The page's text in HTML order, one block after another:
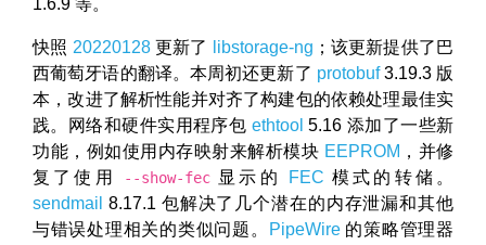
1.6.9 等。
快照 20220128更新了 libstorage-ng ；该更新提供了巴
西葡萄牙语的翻译。本周初还更新了 protobuf3.19.3 版
本，改进了解析性能并对齐了构建包的依赖处理最佳实
践。网络和硬件实用程序包 ethtool 5.16 添加了一些新
功能，例如使用内存映射来解析模块 EEPROM ，并修
复了使用
--show-fec显示的 FEC 模式的转储。
sendmail 8.17.1 包解决了几个潜在的内存泄漏和其他
与错误处理相关的类似问题。
PipeWire的策略管理器